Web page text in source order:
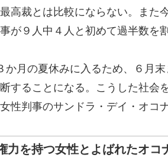
高裁とは比較にならない。また
が９人中４人と初めて過半数を
か月の夏休みに入るため、６月
することになる。こうした社会
性判事のサンドラ・デイ・オコ
力を持つ女性とよばれたオコ